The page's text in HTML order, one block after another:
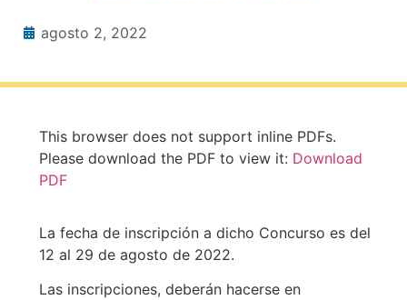
agosto 2, 2022
This browser does not support inline PDFs.
Please download the PDF to view it: Download
PDF
La fecha de inscripción a dicho Concurso es del
12 al 29 de agosto de 2022.
Las inscripciones, deberán hacerse en